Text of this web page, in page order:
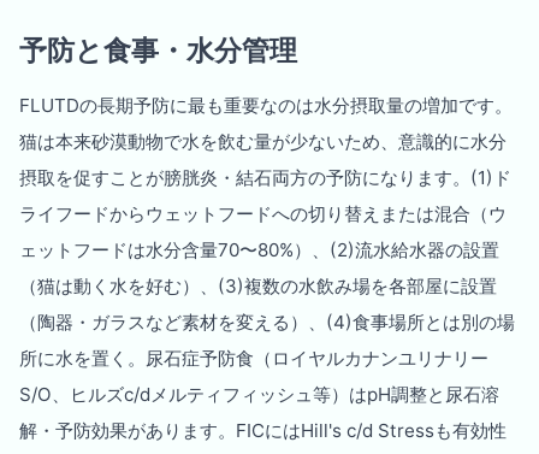
予防と食事・水分管理
FLUTDの長期予防に最も重要なのは水分摂取量の増加です。
猫は本来砂漠動物で水を飲む量が少ないため、意識的に水分
摂取を促すことが膀胱炎・結石両方の予防になります。(1)ド
ライフードからウェットフードへの切り替えまたは混合（ウ
ェットフードは水分含量70〜80%）、(2)流水給水器の設置
（猫は動く水を好む）、(3)複数の水飲み場を各部屋に設置
（陶器・ガラスなど素材を変える）、(4)食事場所とは別の場
所に水を置く。尿石症予防食（ロイヤルカナンユリナリー
S/O、ヒルズc/dメルティフィッシュ等）はpH調整と尿石溶
解・予防効果があります。FICにはHill's c/d Stressも有効性